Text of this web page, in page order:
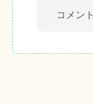
コメント